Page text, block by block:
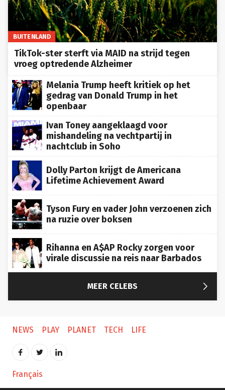
BUITENLAND
TikTok-ster sterft via MAID na strijd tegen
vroeg optredende Alzheimer
Melania Trump heeft kritiek op het
gedrag van Donald Trump in het
openbaar
Ivan Toney aangeklaagd voor
mishandeling na vechtpartij in
nachtclub in Soho
Dolly Parton krijgt de Americana
Lifetime Achievement Award
Tyson Fury en vader John verzoenen zich
na ruzie over boksen
Rihanna en A$AP Rocky zorgen voor
virale discussie na reis naar Barbados
MEER CELEBS 
NEWS PLAY PLANET TECH LIFE
Français